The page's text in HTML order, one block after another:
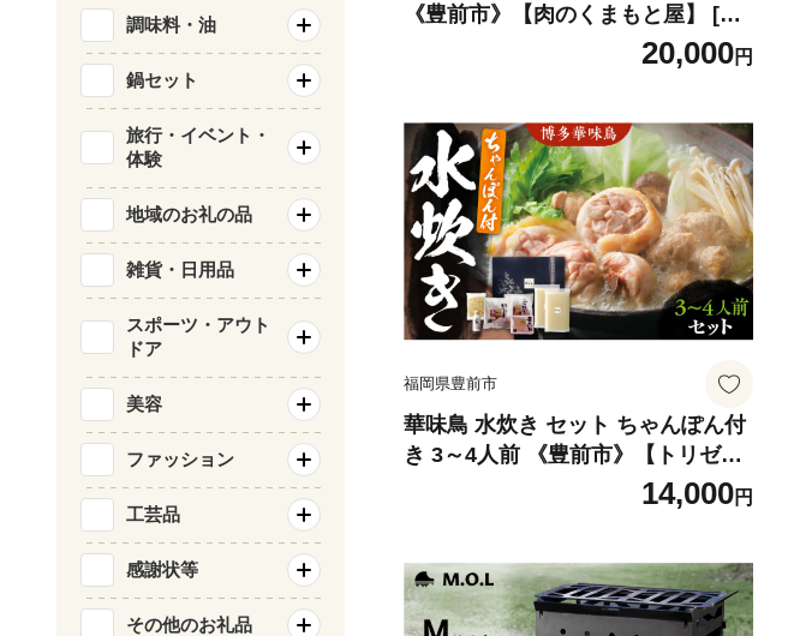
《豊前市》【肉のくまもと屋】 [VF
D001] 国産 牛肉 肉 お肉 小分け 九
州産 冷凍 牛こま 牛小間 こま切れ
間 薄切り
20,000円
福岡県豊前市
華味鳥 水炊き セット ちゃんぽん付
き 3～4人前 《豊前市》【トリゼン
フーズ】[VAC003] 水炊き みずたき
水たき はなみどり 華みどり 鍋 水炊
ね 華味鳥 ちゃんぽん 福岡 博多 人
気 おすすめ
14,000円
調味料・油
鍋セット
旅行・イベント・
体験
地域のお礼の品
雑貨・日用品
スポーツ・アウト
ドア
美容
ファッション
工芸品
感謝状等
その他のお礼品